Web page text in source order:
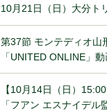
10月21日（日）大分ト
第37節 モンテディオ山
「UNITED ONLINE」
【10月14日（日）
「フアン エスナイデ